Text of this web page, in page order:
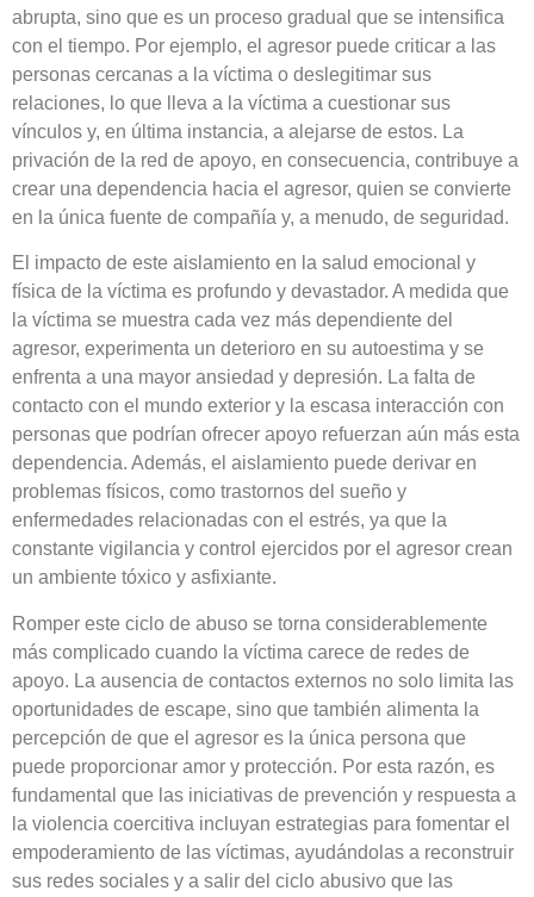
abrupta, sino que es un proceso gradual que se intensifica
con el tiempo. Por ejemplo, el agresor puede criticar a las
personas cercanas a la víctima o deslegitimar sus
relaciones, lo que lleva a la víctima a cuestionar sus
vínculos y, en última instancia, a alejarse de estos. La
privación de la red de apoyo, en consecuencia, contribuye a
crear una dependencia hacia el agresor, quien se convierte
en la única fuente de compañía y, a menudo, de seguridad.
El impacto de este aislamiento en la salud emocional y
física de la víctima es profundo y devastador. A medida que
la víctima se muestra cada vez más dependiente del
agresor, experimenta un deterioro en su autoestima y se
enfrenta a una mayor ansiedad y depresión. La falta de
contacto con el mundo exterior y la escasa interacción con
personas que podrían ofrecer apoyo refuerzan aún más esta
dependencia. Además, el aislamiento puede derivar en
problemas físicos, como trastornos del sueño y
enfermedades relacionadas con el estrés, ya que la
constante vigilancia y control ejercidos por el agresor crean
un ambiente tóxico y asfixiante.
Romper este ciclo de abuso se torna considerablemente
más complicado cuando la víctima carece de redes de
apoyo. La ausencia de contactos externos no solo limita las
oportunidades de escape, sino que también alimenta la
percepción de que el agresor es la única persona que
puede proporcionar amor y protección. Por esta razón, es
fundamental que las iniciativas de prevención y respuesta a
la violencia coercitiva incluyan estrategias para fomentar el
empoderamiento de las víctimas, ayudándolas a reconstruir
sus redes sociales y a salir del ciclo abusivo que las